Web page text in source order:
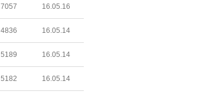
7057 16.05.16
4836 16.05.14
5189 16.05.14
5182 16.05.14